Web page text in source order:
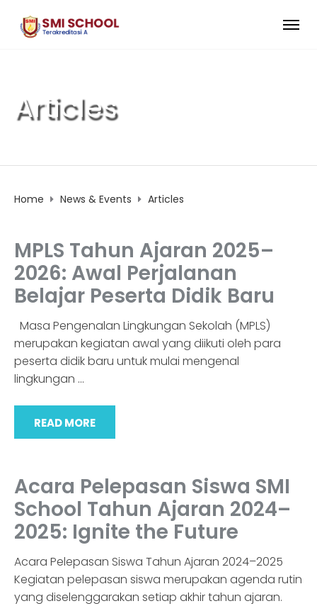
Articles
Home News & Events Articles
MPLS Tahun Ajaran 2025–
2026: Awal Perjalanan
Belajar Peserta Didik Baru
Masa Pengenalan Lingkungan Sekolah (MPLS)
merupakan kegiatan awal yang diikuti oleh para
peserta didik baru untuk mulai mengenal
lingkungan …
READ MORE
Acara Pelepasan Siswa SMI
School Tahun Ajaran 2024–
2025: Ignite the Future
Acara Pelepasan Siswa Tahun Ajaran 2024–2025
Kegiatan pelepasan siswa merupakan agenda rutin
yang diselenggarakan setiap akhir tahun ajaran.